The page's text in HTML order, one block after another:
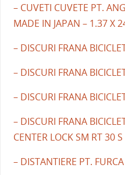
– CUVETI CUVETE PT.
MADE IN JAPAN – 1.37 X
– DISCURI FRANA
– DISCURI FRANA
– DISCURI FRANA
– DISCURI FRANA
CENTER LOCK SM RT 30
– DISTANTIERE PT.